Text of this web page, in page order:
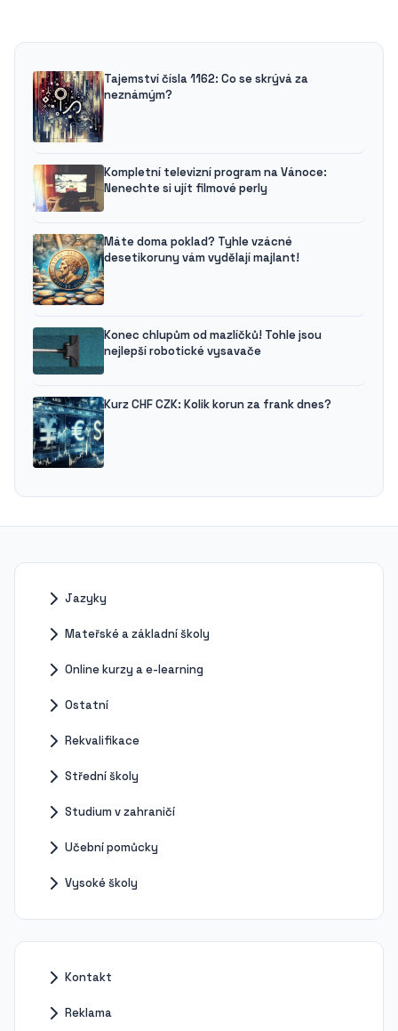
Tajemství čísla 1162: Co se skrývá za
neznámým?
Kompletní televizní program na Vánoce:
Nenechte si ujít filmové perly
Máte doma poklad? Tyhle vzácné
desetikoruny vám vydělají majlant!
Konec chlupům od mazlíčků! Tohle jsou
nejlepší robotické vysavače
Kurz CHF CZK: Kolik korun za frank dnes?
Jazyky
Mateřské a základní školy
Online kurzy a e-learning
Ostatní
Rekvalifikace
Střední školy
Studium v zahraničí
Učební pomůcky
Vysoké školy
Kontakt
Reklama